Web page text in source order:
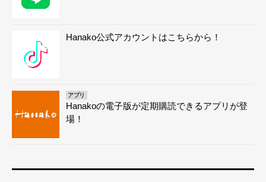
Hanako公式アカウントはこちらから！
アプリ
Hanakoの電子版が定期購読できるアプリが登
場！